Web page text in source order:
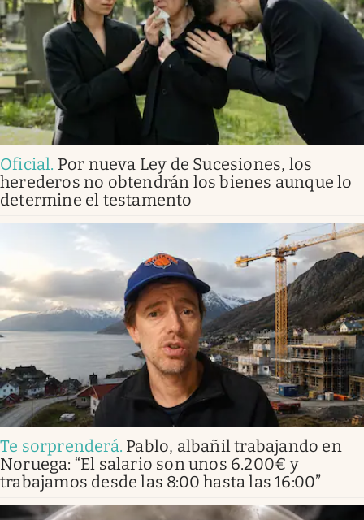
Oficial. Por nueva Ley de Sucesiones, los
herederos no obtendrán los bienes aunque lo
determine el testamento
Te sorprenderá. Pablo, albañil trabajando en
Noruega: “El salario son unos 6.200€ y
trabajamos desde las 8:00 hasta las 16:00”